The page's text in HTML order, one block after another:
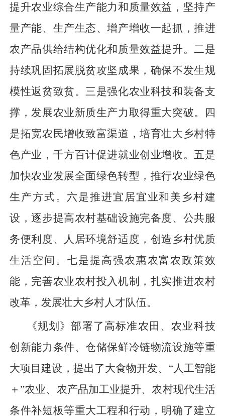
提升农业综合生产能力和质量效益，坚持产
量产能、生产生态、增产增收一起抓，推进
农产品供给结构优化和质量效益提升。二是
持续巩固拓展脱贫攻坚成果，确保不发生规
模性返贫致贫。三是强化农业科技和装备支
撑，发展农业新质生产力取得重大突破。四
是拓宽农民增收致富渠道，培育壮大乡村特
色产业，千方百计促进就业创业增收。五是
加快农业发展全面绿色转型，推行农业绿色
生产方式。六是推进宜居宜业和美乡村建
设，逐步提高农村基础设施完备度、公共服
务便利度、人居环境舒适度，创造乡村优质
生活空间。七是提高强农惠农富农政策效
能，完善农业农村投入机制，扎实推进农村
改革，发展壮大乡村人才队伍。
《规划》部署了高标准农田、农业科技
创新能力条件、仓储保鲜冷链物流设施等重
大项目建设，提出了大食物开发、“人工智能
＋”农业、农产品加工业提升、农村现代生活
条件补短板等重大工程和行动，明确了建立